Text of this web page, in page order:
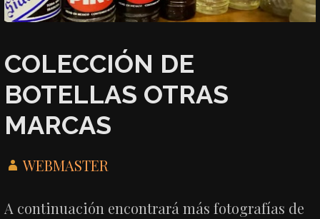
COLECCIÓN DE
BOTELLAS OTRAS
MARCAS
WEBMASTER
A continuación encontrará más fotografías de